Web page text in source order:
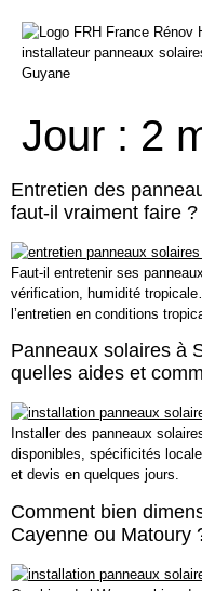
Jour : 2
Entretien des
faut-il vraiment faire ?
Faut-il entretenir ses
vérification, humidité
l’entretien en conditions
Panneaux solaires à
quelles aides et
Installer des panneaux
disponibles, spécificités
et devis en quelques jours.
Comment bien
Cayenne ou Matoury